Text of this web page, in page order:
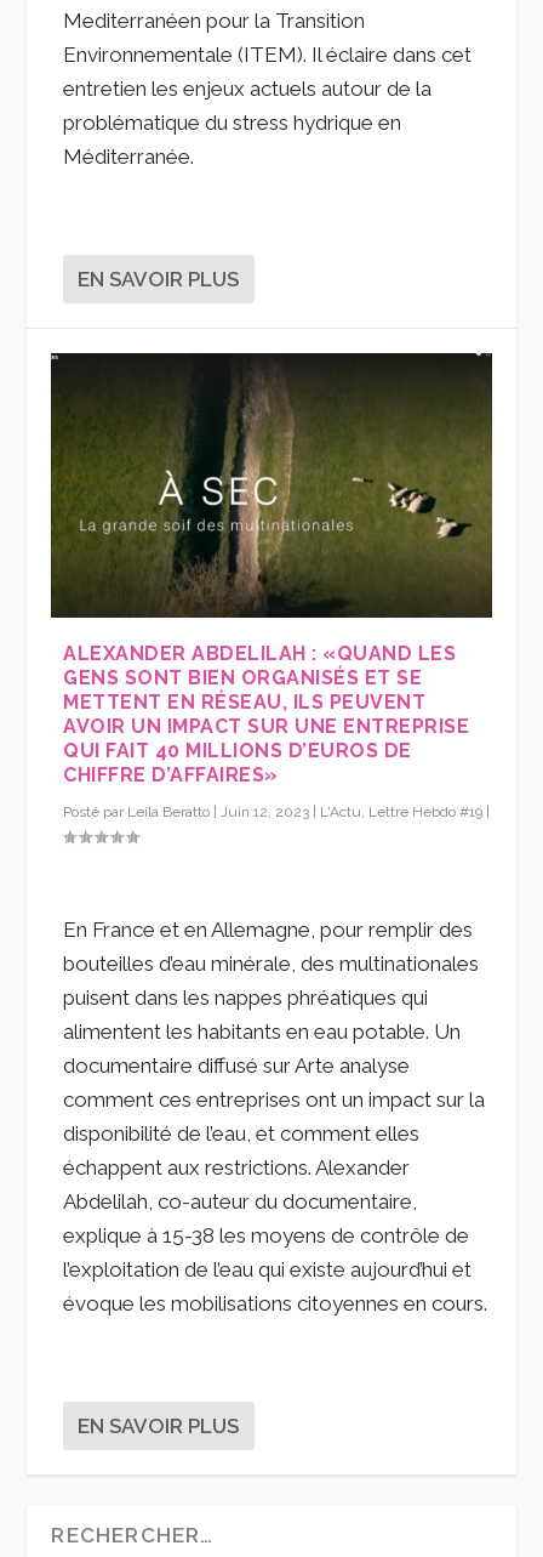
Mediterranéen pour la Transition
Environnementale (ITEM). Il éclaire dans cet
entretien les enjeux actuels autour de la
problématique du stress hydrique en
Méditerranée.
EN SAVOIR PLUS
ALEXANDER ABDELILAH : «QUAND LES
GENS SONT BIEN ORGANISÉS ET SE
METTENT EN RÉSEAU, ILS PEUVENT
AVOIR UN IMPACT SUR UNE ENTREPRISE
QUI FAIT 40 MILLIONS D’EUROS DE
CHIFFRE D’AFFAIRES»
Posté par Leila Beratto |Juin 12, 2023 L'Actu, Lettre Hebdo #19
En France et en Allemagne, pour remplir des
bouteilles d’eau minérale, des multinationales
puisent dans les nappes phréatiques qui
alimentent les habitants en eau potable. Un
documentaire diffusé sur Arte analyse
comment ces entreprises ont un impact sur la
disponibilité de l’eau, et comment elles
échappent aux restrictions. Alexander
Abdelilah, co-auteur du documentaire,
explique à 15-38 les moyens de contrôle de
l’exploitation de l’eau qui existe aujourd’hui et
évoque les mobilisations citoyennes en cours.
EN SAVOIR PLUS